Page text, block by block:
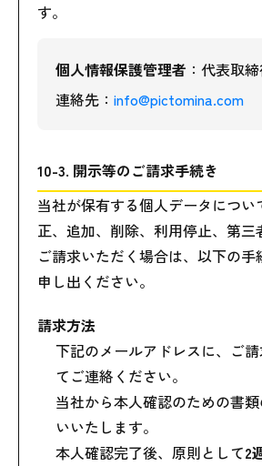
す。
個人情報保護管理者 ：代表取
連絡先： info@pictomina.com
10-3. 開示等のご請求手続き
当社が保有する個人データについ
正、追加、削除、利用停止、第三
ご請求いただく場合は、以下の手
申し出ください。
請求方法
下記のメールアドレスに、ご
てご連絡ください。
当社から本人確認のための書
いいたします。
本人確認完了後、原則として2